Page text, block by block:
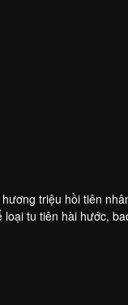
triệu hồi tiên
tu tiên hài hước,